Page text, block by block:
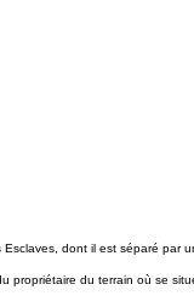
dont il est séparé par
du terrain où se